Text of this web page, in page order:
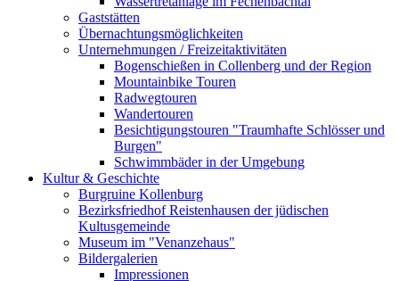
Gaststätten
Übernachtungsmöglichkeiten
Unternehmungen / Freizeitaktivitäten
Bogenschießen in Collenberg und der Region
Mountainbike Touren
Radwegtouren
Wandertouren
Besichtigungstouren "Traumhafte Schlösser und
Burgen"
Schwimmbäder in der Umgebung
Kultur & Geschichte
Burgruine Kollenburg
Bezirksfriedhof Reistenhausen der jüdischen
Kultusgemeinde
Museum im "Venanzehaus"
Bildergalerien
Impressionen